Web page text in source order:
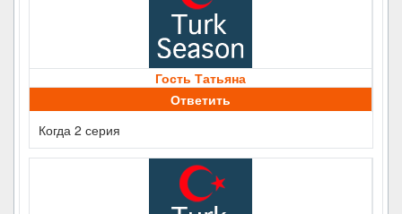
Гость Татьяна
Ответить
Когда 2 серия